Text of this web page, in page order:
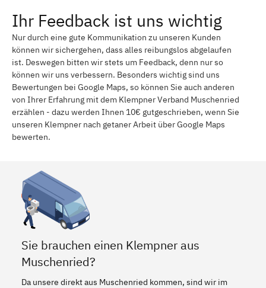
Ihr Feedback ist uns wichtig
Nur durch eine gute Kommunikation zu unseren Kunden
können wir sichergehen, dass alles reibungslos abgelaufen
ist. Deswegen bitten wir stets um Feedback, denn nur so
können wir uns verbessern. Besonders wichtig sind uns
Bewertungen bei Google Maps, so können Sie auch anderen
von Ihrer Erfahrung mit dem Klempner Verband Muschenried
erzählen - dazu werden Ihnen 10€ gutgeschrieben, wenn Sie
unseren Klempner nach getaner Arbeit über Google Maps
bewerten.
Sie brauchen einen Klempner aus
Muschenried?
Da unsere direkt aus Muschenried kommen, sind wir im